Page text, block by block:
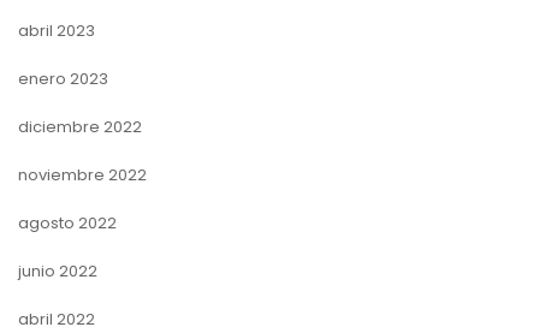
abril 2023
enero 2023
diciembre 2022
noviembre 2022
agosto 2022
junio 2022
abril 2022